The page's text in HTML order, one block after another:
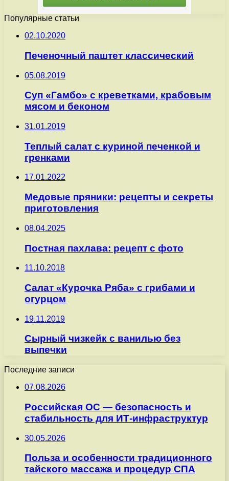
Популярные статьи
02.10.2020
Печеночный паштет классический
05.08.2019
Суп «Гамбо» с креветками, крабовым
мясом и беконом
31.01.2019
Теплый салат с куриной печенкой и
гренками
17.01.2022
Медовые пряники: рецепты и секреты
приготовления
08.04.2025
Постная пахлава: рецепт с фото
11.10.2018
Салат «Курочка Ряба» с грибами и
огурцом
19.11.2019
Сырный чизкейк с ванилью без
выпечки
Последние записи
07.08.2026
Российская ОС — безопасность и
стабильность для ИТ-инфраструктур
30.05.2026
Польза и особенности традиционного
тайского массажа и процедур СПА